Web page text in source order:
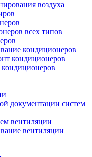
воздуха
всех типов
кондиционеров
кондиционеров
кондиционеров
документации систем
вентиляции
вентиляции